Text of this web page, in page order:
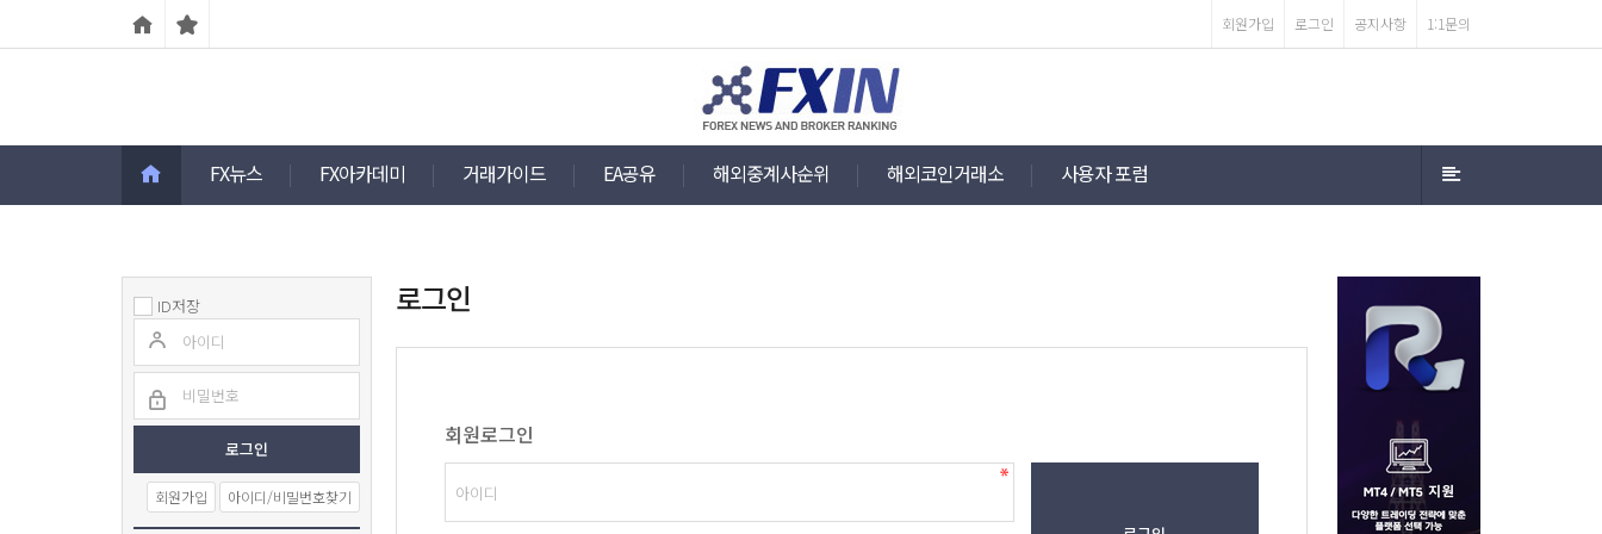
회원가입 로그인 공지사항 1:1문의
FX뉴스 FX아카데미 거래가이드 EA공유 해외중계사순위 해외코인거래소 사용자 포럼
ID저장
회원가입 아이디/비밀번호찾기
로그인
회원로그인